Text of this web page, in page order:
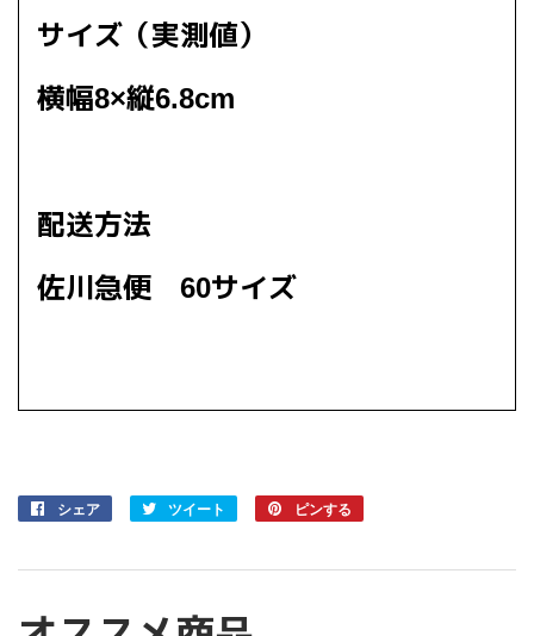
サイズ（実測値）
横幅8×縦6.8cm
配送方法
佐川急便 60サイズ
シェア
Facebookツイート
Twitter
す
ピンする